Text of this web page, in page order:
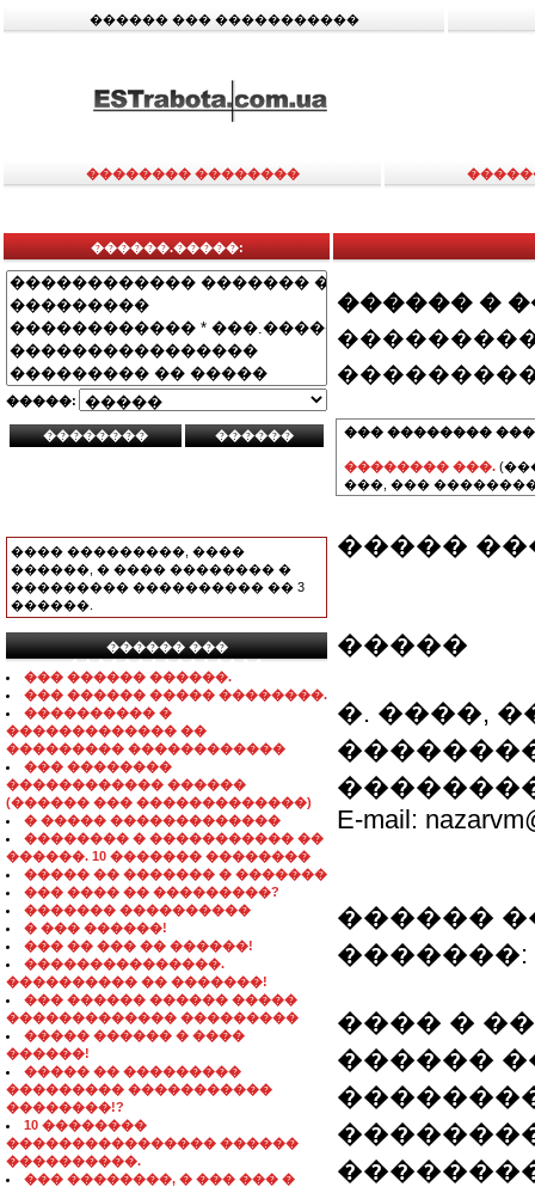
������ ��� �����������
�������� ��������
������.�����:
�����:
���� ���������, ����
������, � ���� �������� �
��������� ���������� �� 3
������.
������ ���
���������������
��� ������ ������.
��� ������ ����� ��������.
���������� �
������������� ��
��������� ������������
��� ��������
������������ ������
(������ ��� �������������)
� ����� �������������
�������� � ����������� ��
������. 10 ������� ��������
����� �� ������� � �������
��� ���� �� ���������?
������� ����������
� ��� ������!
��� �� ��� �� ������!
���������������.
���������� �� �������!
��� ������ ������ �����
������������� ���������
����� ������ � ����
������!
����� �� ���������
��������� �����������
��������!?
10 ��������
���������������� ������
����������.
��� ��������, � ��� ��� �
������ �
��� ��������
�������� ���.
���, ���
�����
�����
�. ����,
��������:
���������:
E-mail:
������
�������:
���� �
������